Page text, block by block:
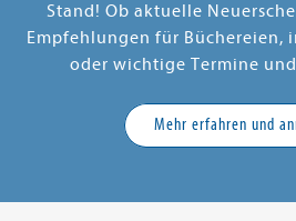
Stand! Ob aktuelle
Empfehlungen für Büchereien,
oder wichtige Termine
Mehr erfahren und